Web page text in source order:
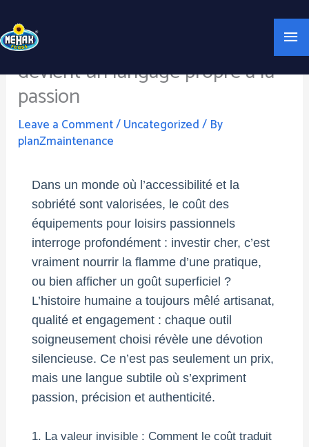
to
contentL’art du coût : quand la qualité
devient un langage propre à la
passion
Leave a Comment/Uncategorized/ By
planZmaintenance
Dans un monde où l’accessibilité et la
sobriété sont valorisées, le coût des
équipements pour loisirs passionnels
interroge profondément : investir cher, c’est
vraiment nourrir la flamme d’une pratique,
ou bien afficher un goût superficiel ?
L’histoire humaine a toujours mêlé artisanat,
qualité et engagement : chaque outil
soigneusement choisi révèle une dévotion
silencieuse. Ce n’est pas seulement un prix,
mais une langue subtile où s’expriment
passion, précision et authenticité.
1. La valeur invisible : Comment le coût traduit